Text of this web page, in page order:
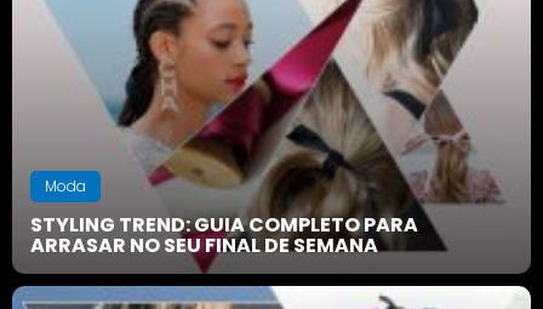
Moda
STYLING TREND: GUIA COMPLETO PARA
ARRASAR NO SEU FINAL DE SEMANA